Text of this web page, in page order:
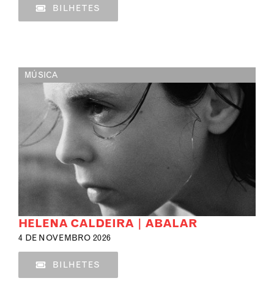
BILHETES
MÚSICA
HELENA CALDEIRA | ABALAR
4 DE NOVEMBRO 2026
BILHETES